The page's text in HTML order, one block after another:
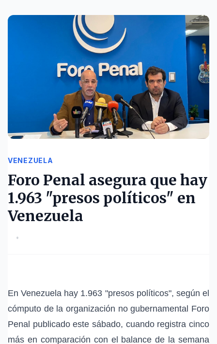
VENEZUELA
Foro Penal asegura que hay
1.963 "presos políticos" en
Venezuela
•
En Venezuela hay 1.963 "presos políticos", según el
cómputo de la organización no gubernamental Foro
Penal publicado este sábado, cuando registra cinco
más en comparación con el balance de la semana